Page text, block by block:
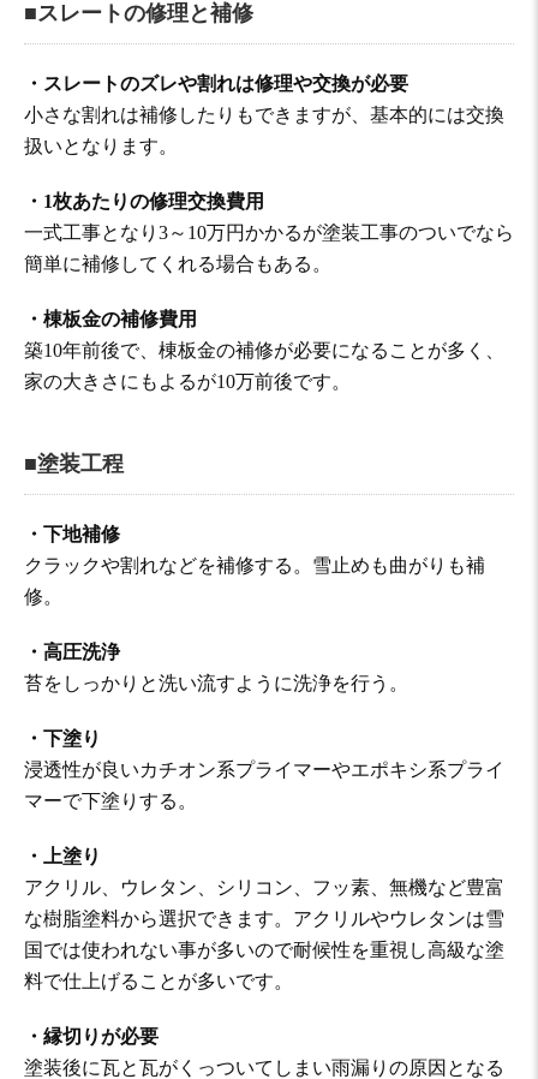
■スレートの修理と補修
・スレートのズレや割れは修理や交換が必要
小さな割れは補修したりもできますが、基本的には交換
扱いとなります。
・1枚あたりの修理交換費用
一式工事となり3～10万円かかるが塗装工事のついでなら
簡単に補修してくれる場合もある。
・棟板金の補修費用
築10年前後で、棟板金の補修が必要になることが多く、
家の大きさにもよるが10万前後です。
■塗装工程
・下地補修
クラックや割れなどを補修する。雪止めも曲がりも補
修。
・高圧洗浄
苔をしっかりと洗い流すように洗浄を行う。
・下塗り
浸透性が良いカチオン系プライマーやエポキシ系プライ
マーで下塗りする。
・上塗り
アクリル、ウレタン、シリコン、フッ素、無機など豊富
な樹脂塗料から選択できます。アクリルやウレタンは雪
国では使われない事が多いので耐候性を重視し高級な塗
料で仕上げることが多いです。
・縁切りが必要
塗装後に瓦と瓦がくっついてしまい雨漏りの原因となる